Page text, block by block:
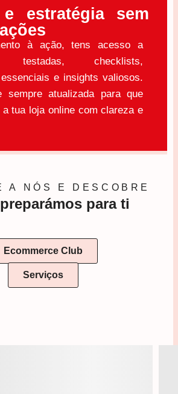
e estratégia sem
à ação, tens acesso a
testadas, checklists,
e insights valiosos.
sempre atualizada para que
tua loja online com clareza e
A NÓS E DESCOBRE
para ti
Ecommerce Club
Serviços